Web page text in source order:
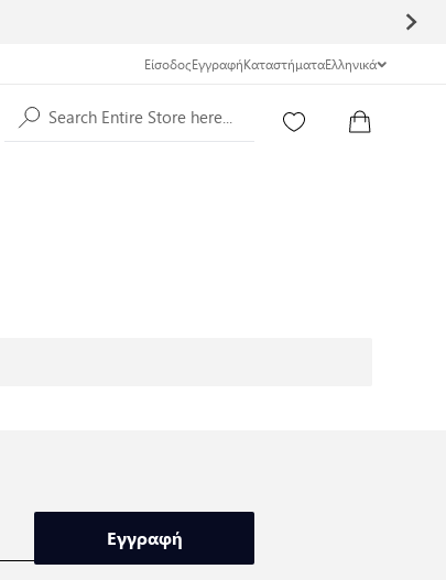
ΕίσοδοςΕγγραφήΚαταστήματαΕλληνικά
Search Entire Store here...
Εγγραφή